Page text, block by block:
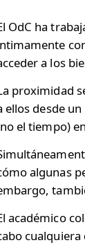
OdC ha
a los
proximidad
ellos desde
el tiempo)
algunas
académico